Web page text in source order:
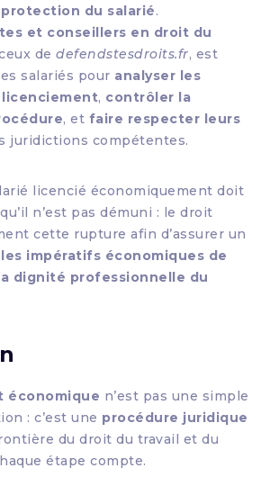
protection du salarié.
et conseillers en droit du
dedefendstesdroits.fr, est
salariés pour analyser les
, contrôler la
, et faire respecter leurs
juridictions compétentes.
licencié économiquement doit
n’est pas démuni : le droit
cette rupture afin d’assurer un
impératifs économiques de
dignité professionnelle du
économique n’est pas une simple
: c’est une procédure juridique
du droit du travail et du
étape compte.